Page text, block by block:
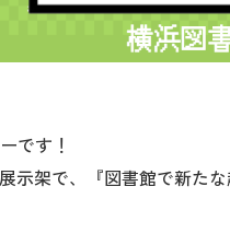
です！
示架で、『図書館で新た